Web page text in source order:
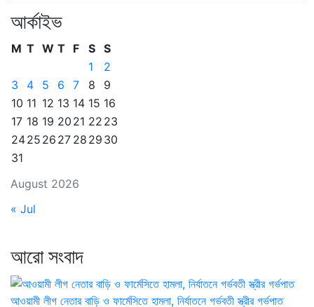
আর্কাইভ
August 2026
M T W T F S S
1
2
3
4 5 6 7 8
9
10 11 12 13 14 15 16
17 18 19 20 21 22 23
2425 26 27 28 29 30
31
« Jul
আরো সংবাদ
আওয়ামী লীগ নেতার বাড়ি ও ফার্মেসিতে হামলা, নির্যাতনে গর্ভবতী স্ত্রীর গর্ভপাত